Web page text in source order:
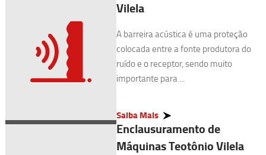
Vilela
A barreira acústica é uma proteção
colocada entre a fonte produtora do
ruído e o receptor, sendo muito
importante para ...
Saiba Mais
Enclausuramento de
Máquinas Teotônio Vilela